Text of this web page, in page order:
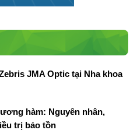
JMA Optic tại Nha khoa
hàm: Nguyên nhân,
trị bảo tồn